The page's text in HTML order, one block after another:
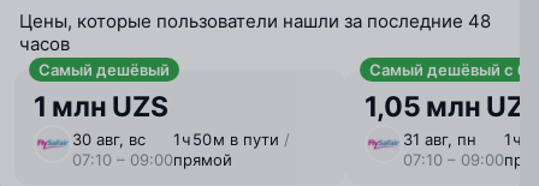
Цены, которые пользователи нашли за последние 48
часов
Самый дешёвый
1 млн UZS
30 авг, вс
07:10 – 09:00
1 ⁠ч 50 ⁠м в пути /
прямой
Самый дешёвый с
1,05 млн
31 авг, пн
07:10 – 09:00
1 ⁠ч